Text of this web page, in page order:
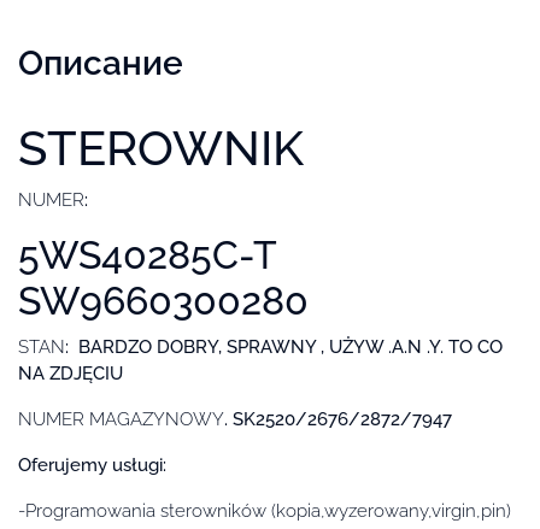
Описание
STEROWNIK
NUMER:
5WS40285C-T
SW9660300280
STAN: BARDZO DOBRY, SPRAWNY , UŻYW .A.N .Y. TO CO
NA ZDJĘCIU
NUMER MAGAZYNOWY. SK2520/2676/2872/7947
Oferujemy usługi:
-Programowania sterowników (kopia,wyzerowany,virgin,pin)